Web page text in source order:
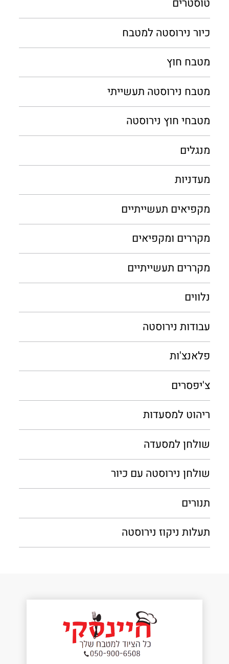
טוסטרים
כיור נירוסטה למטבח
מטבח חוץ
מטבח נירוסטה תעשייתי
מטבחי חוץ נירוסטה
מנגלים
מעדניות
מקפיאים תעשייתיים
מקררים ומקפיאים
מקררים תעשייתיים
נלווים
עבודות נירוסטה
פלאנצ'ות
צ'יפסרים
ריהוט למסעדות
שולחן למסעדה
שולחן נירוסטה עם כיור
תנורים
תעלות ניקוז נירוסטה